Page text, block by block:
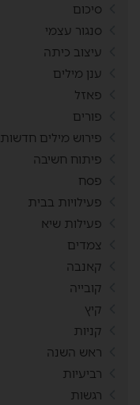
סיכום
סנגור עצמי
עיצוב כיתה
ענן מילים
פאזל
פורים
פירוש מילים חדשות
פיתוח חשיבה
פסח
פעילויות בבית
פעילות שיא
צמדים
קאנבה
קובייה
קיץ
קניות
ראש השנה
רביעיות
רגשות